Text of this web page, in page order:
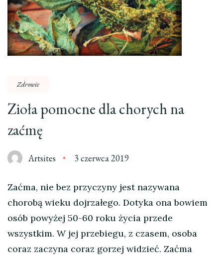
Zdrowie
Zioła pomocne dla chorych na
zaćmę
Artsites 3 czerwca 2019
Zaćma, nie bez przyczyny jest nazywana
chorobą wieku dojrzałego. Dotyka ona bowiem
osób powyżej 50-60 roku życia przede
wszystkim. W jej przebiegu, z czasem, osoba
coraz zaczyna coraz gorzej widzieć. Zaćma